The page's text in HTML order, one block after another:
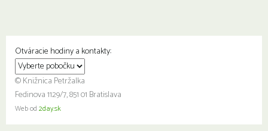
Otváracie hodiny a kontakty:
© Knižnica Petržalka
Fedinova 1129/7, 851 01 Bratislava
Web od 2day.sk